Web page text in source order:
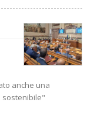
anche una
sostenibile"